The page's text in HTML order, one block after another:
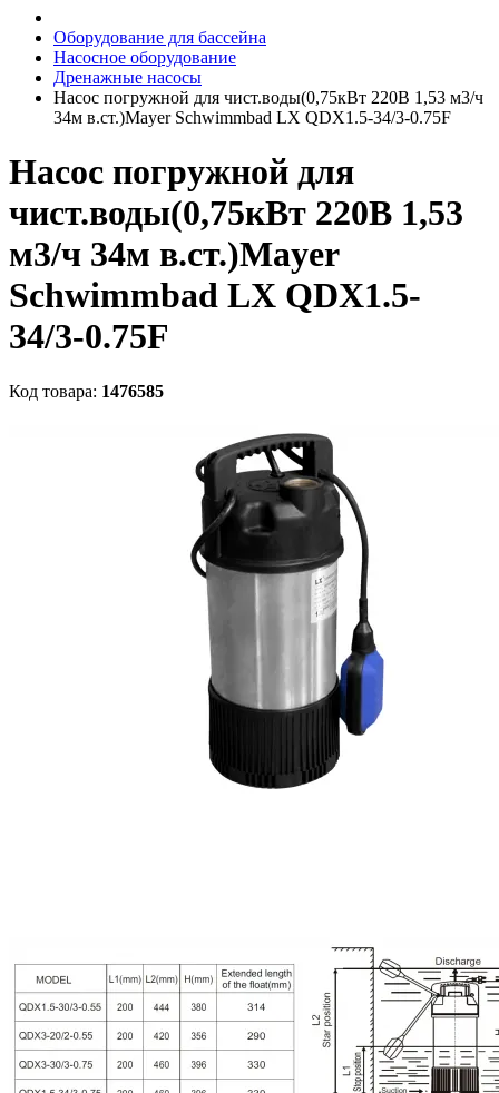
Оборудование для бассейна
Насосное оборудование
Дренажные насосы
Насос погружной для чист.воды(0,75кВт 220B 1,53 м3/ч
34м в.ст.)Mayer Schwimmbad LX QDX1.5-34/3-0.75F
Насос погружной для
чист.воды(0,75кВт 220B 1,53
м3/ч 34м в.ст.)Mayer
Schwimmbad LX QDX1.5-
34/3-0.75F
Код товара: 1476585